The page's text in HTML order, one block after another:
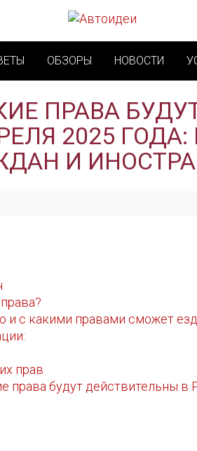
ОБЗОРЫ НОВОСТИ
ПРАВА
2025
И
и с какими правами сможет
прав
права будут действительны в